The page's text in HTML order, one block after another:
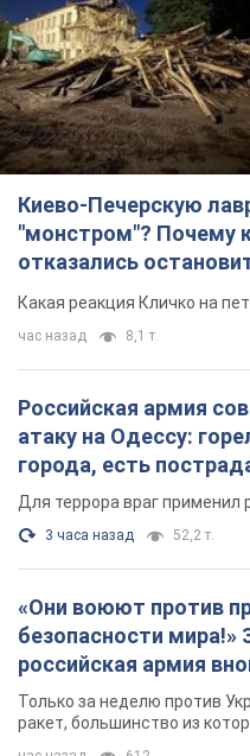
Киево-Печерскую
"монстром"? Почему
отказались
небоскреба
Какая реакция Кличко на
час назад 8,1 т.
Российская армия
атаку на Одессу:
города, есть
Для террора враг применил
3 часа назад 52,2 т.
«Они воюют против
безопасности мира!»
российская армия
Одессе
Только за неделю против
ракет, большинство из